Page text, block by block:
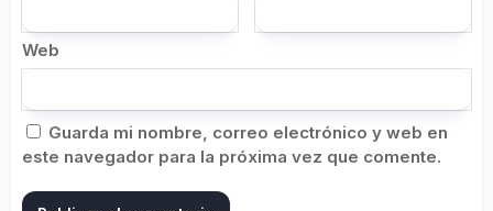
Web
Guarda mi nombre, correo electrónico y web en
este navegador para la próxima vez que comente.